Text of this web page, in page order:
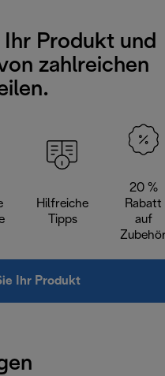
Ihr Produkt und
zahlreichen
Hilfreiche
Tipps
20 %
Rabatt
auf
Ihr Produkt